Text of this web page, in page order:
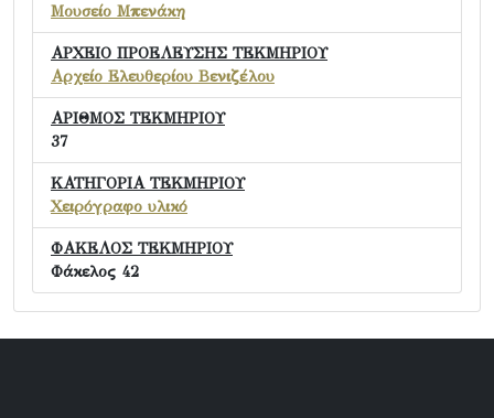
Μουσείο Μπενάκη
ΑΡΧΕΙΟ ΠΡΟΕΛΕΥΣΗΣ ΤΕΚΜΗΡΙΟΥ
Αρχείο Ελευθερίου Βενιζέλου
ΑΡΙΘΜΟΣ ΤΕΚΜΗΡΙΟΥ
37
ΚΑΤΗΓΟΡΙΑ ΤΕΚΜΗΡΙΟΥ
Χειρόγραφο υλικό
ΦΑΚΕΛΟΣ ΤΕΚΜΗΡΙΟΥ
Φάκελος 42